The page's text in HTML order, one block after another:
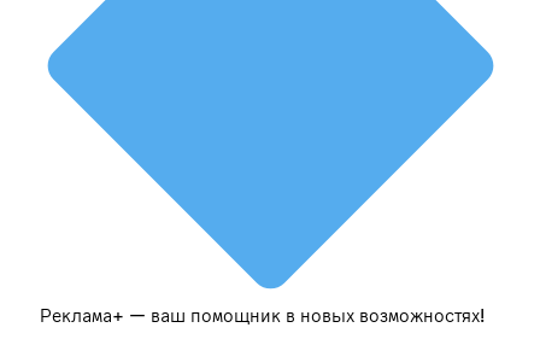
Реклама+ — ваш помощник в новых возможностях!